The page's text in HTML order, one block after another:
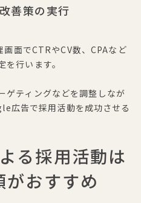
善策の実行
面でCTRやCV数、CPAなど
行います。
ゲティングなどを調整しなが
広告で採用活動を成功させる
る採用活動は
おすすめ